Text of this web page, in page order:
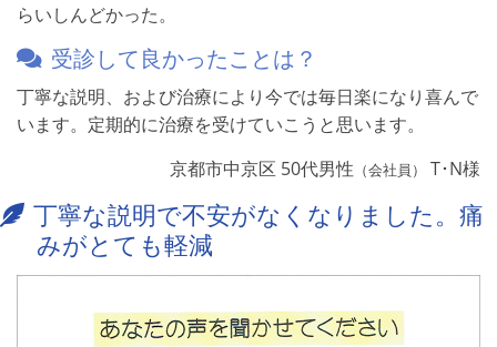
らいしんどかった。
受診して良かったことは？
丁寧な説明、および治療により今では毎日楽になり喜んで
います。定期的に治療を受けていこうと思います。
京都市中京区 50代男性 （会社員） T･N様
丁寧な説明で不安がなくなりました。痛
みがとても軽減